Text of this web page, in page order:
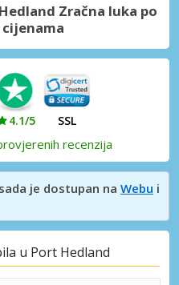
Zračna luka po
4.1/5 SSL
recenzija
je dostupan na Webu i
u Port Hedland